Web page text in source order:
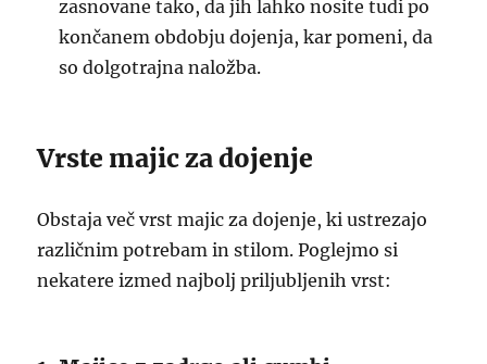
zasnovane tako, da jih lahko nosite tudi po
končanem obdobju dojenja, kar pomeni, da
so dolgotrajna naložba.
Vrste majic za dojenje
Obstaja več vrst majic za dojenje, ki ustrezajo
različnim potrebam in stilom. Poglejmo si
nekatere izmed najbolj priljubljenih vrst: